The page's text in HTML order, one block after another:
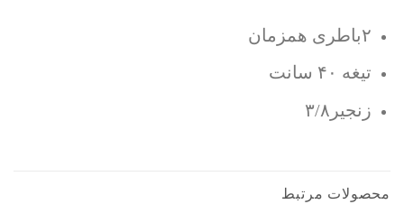
۲باطری همزمان
تیغه ۴۰ سانت
زنجیر۳/۸
محصولات مرتبط